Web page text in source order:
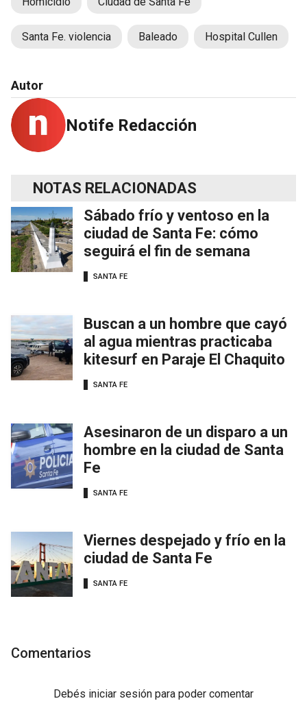
Santa Fe. violencia Baleado Hospital Cullen
Autor
Notife Redacción
NOTAS RELACIONADAS
Sábado frío y ventoso en la
ciudad de Santa Fe: cómo
seguirá el fin de semana
SANTA FE
Buscan a un hombre que cayó
al agua mientras practicaba
kitesurf en Paraje El Chaquito
SANTA FE
Asesinaron de un disparo a un
hombre en la ciudad de Santa
Fe
SANTA FE
Viernes despejado y frío en la
ciudad de Santa Fe
SANTA FE
Comentarios
Debés iniciar sesión para poder comentar